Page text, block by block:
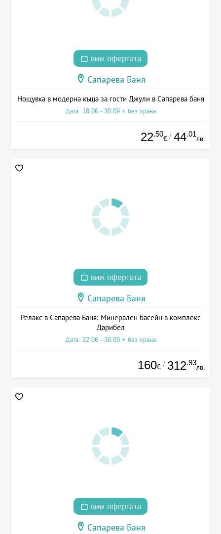
виж офертата
Сапарева Баня
Нощувка в модерна къща за гости Джули в Сапарева баня
Дата: 18.06 - 30.09 + без храна
22.50
€ / 44.01
лв.
виж офертата
Сапарева Баня
Релакс в Сапарева Баня: Минерален басейн в комплекс
Дарибел
Дата: 22.06 - 30.09 + без храна
160€ / 312.93
лв.
виж офертата
Сапарева Баня